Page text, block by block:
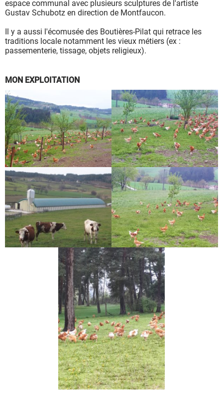
espace communal avec plusieurs sculptures de l'artiste
Gustav Schubotz en direction de Montfaucon.
Il y a aussi l'écomusée des Boutières-Pilat qui retrace les
traditions locale notamment les vieux métiers (ex :
passementerie, tissage, objets religieux).
MON EXPLOITATION